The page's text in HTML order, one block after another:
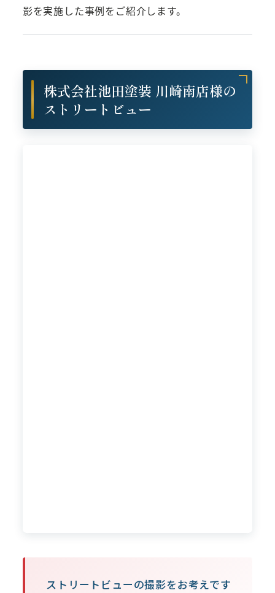
影を実施した事例をご紹介します。
株式会社池田塗装 川崎南店様の
ストリートビュー
ストリートビューの撮影をお考えです